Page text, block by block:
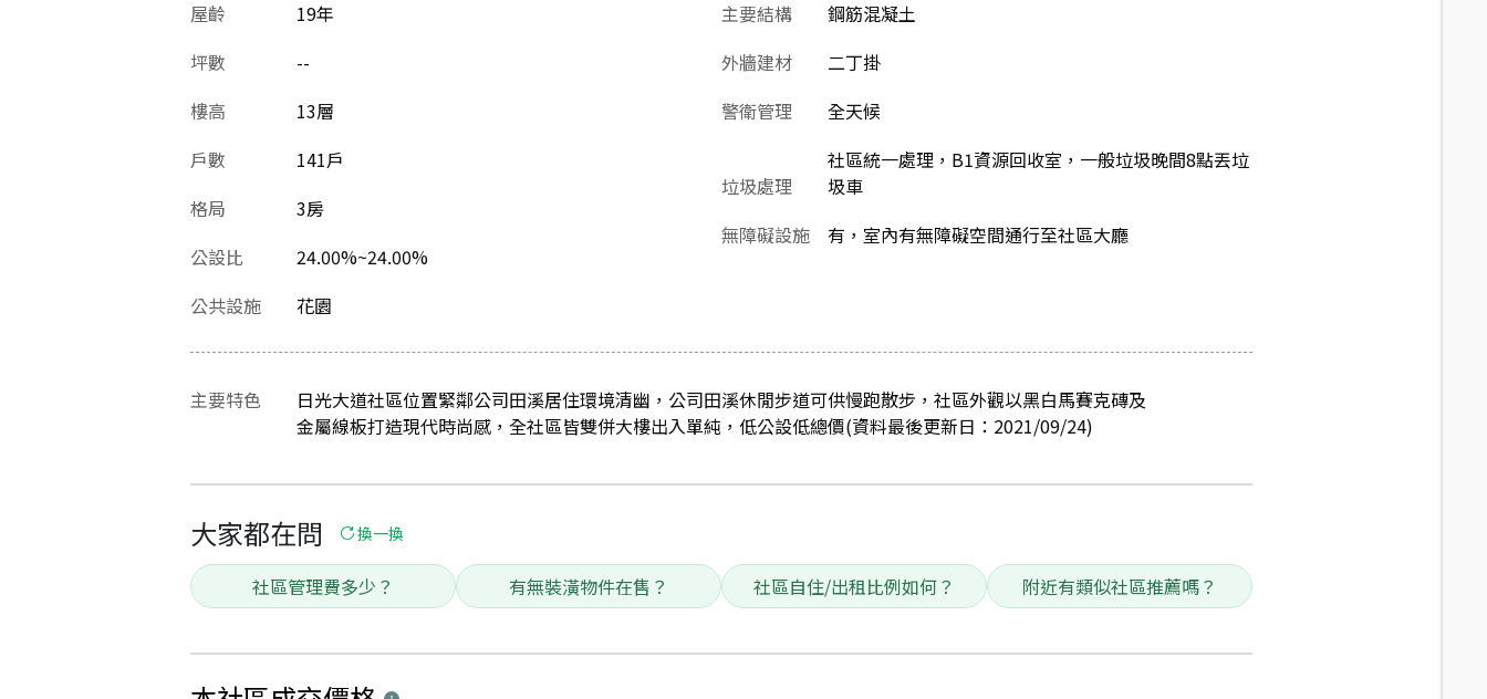
屋齡 19年
坪數
--
樓高
13層
戶數
141戶
格局
3房
公設比
24.00%~24.00%
主要結構
鋼筋混凝土
外牆建材
二丁掛
警衛管理
全天候
垃圾處理
社區統一處理，B1資源回收室，一般垃圾晚間8點丟垃
圾車
無障礙設施
有，室內有無障礙空間通行至社區大廳
公共設施 花園
主要特色
日光大道社區位置緊鄰公司田溪居住環境清幽，公司田溪休閒步道可供慢跑散步，社區外觀以黑白馬賽克磚及
金屬線板打造現代時尚感，全社區皆雙併大樓出入單純，低公設低總價(資料最後更新日：2021/09/24)
大家都在問 換一換
社區管理費多少？ 有無裝潢物件在售？ 社區自住/出租比例如何？ 附近有類似社區推薦嗎？